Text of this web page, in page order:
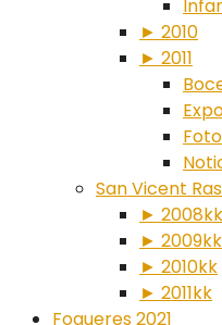
► 2010
► 2011
San Vicent
► 2008kk
► 2009kk
► 2010kk
► 2011kk
Fogueres 2021